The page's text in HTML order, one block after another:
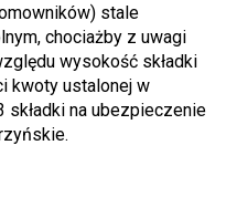
stale
chociażby z uwagi
wysokość składki
kwoty ustalonej w
na ubezpieczenie